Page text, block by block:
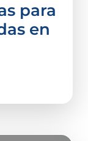
para
en